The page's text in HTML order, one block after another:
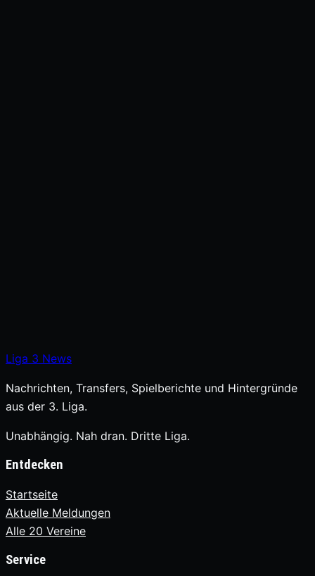
Liga 3 News
Nachrichten, Transfers, Spielberichte und Hintergründe
aus der 3. Liga.
Unabhängig. Nah dran. Dritte Liga.
Entdecken
Startseite
Aktuelle Meldungen
Alle 20 Vereine
Service